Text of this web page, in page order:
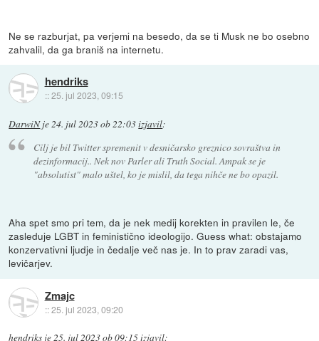
Ne se razburjat, pa verjemi na besedo, da se ti Musk ne bo osebno
zahvalil, da ga braniš na internetu.
hendriks
::25. jul 2023, 09:15
DarwiNje24. jul 2023 ob 22:03izjavil:
Cilj je bil Twitter spremenit v desničarsko greznico sovraštva in
dezinformacij.. Nek nov Parler ali Truth Social. Ampak se je
"absolutist" malo uštel, ko je mislil, da tega nihče ne bo opazil.
Aha spet smo pri tem, da je nek medij korekten in pravilen le, če
zasleduje LGBT in feministično ideologijo. Guess what: obstajamo
konzervativni ljudje in čedalje več nas je. In to prav zaradi vas,
levičarjev.
Zmajc
::25. jul 2023, 09:20
hendriks je25. jul 2023 ob 09:15izjavil: